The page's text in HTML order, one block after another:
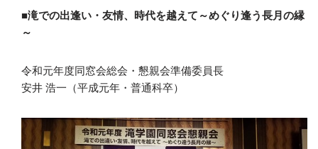
■滝での出逢い・友情、時代を越えて～めぐり逢う長月の縁
～
令和元年度同窓会総会・懇親会準備委員長
安井 浩一（平成元年・普通科卒）